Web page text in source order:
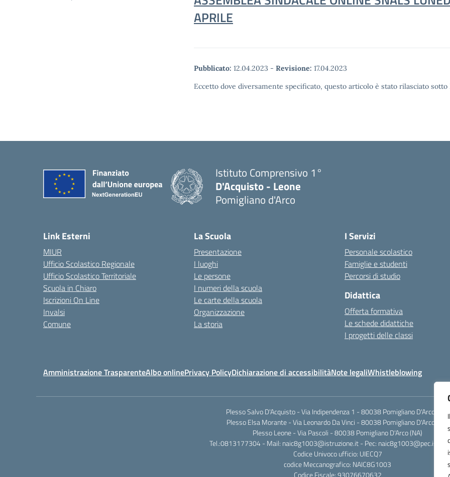
APRILE
Pubblicato: 12.04.2023 - Revisione: 17.04.2023
Eccetto dove diversamente specificato, questo articolo è stato rilasciato
Istituto Comprensivo 1°
D'Acquisto - Leone
Pomigliano d'Arco
Link Esterni
MIUR
Ufficio Scolastico Regionale
Ufficio Scolastico Territoriale
Scuola in Chiaro
Iscrizioni On Line
Invalsi
Comune
La Scuola
Presentazione
I luoghi
Le persone
I numeri della scuola
Le carte della scuola
Organizzazione
La storia
I Servizi
Personale scolastico
Famiglie e studenti
Percorsi di studio
Didattica
Offerta formativa
Le schede didattiche
I progetti delle classi
Amministrazione TrasparenteAlbo onlinePrivacy PolicyDichiarazione di accessibilitàNote legaliWhistleblowing
Plesso Salvo D'Acquisto - Via Indipendenza 1 - 80038 Pomigliano D'Arco (NA)
Plesso Elsa Morante - Via Leonardo Da Vinci - 80038 Pomigliano D'Arco (NA)
Plesso Leone - Via Pascoli - 80038 Pomigliano D'Arco (NA)
Tel.:0813177304 - Mail: naic8g1003@istruzione.it - Pec:
Codice Univoco ufficio: UIECQ7
codice Meccanografico: NAIC8G1003
Codice Fiscale: 93076670632